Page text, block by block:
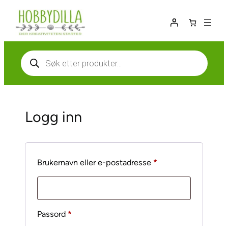
Hopp
innhold
Products
search
Logg inn
Brukernavn eller e-postadresse *
Passord *